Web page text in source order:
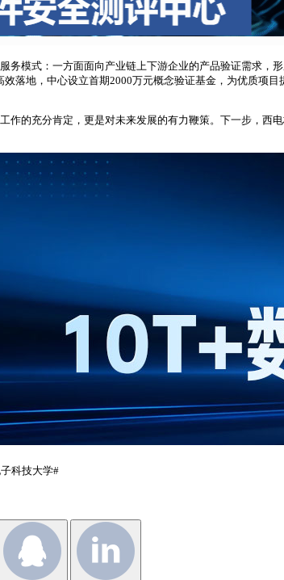
务模式：一方面面向产业链上下游企业的产品验证需求，
落地，中心设立首期2000万元概念验证基金，为优质项
作的充分肯定，更是对未来发展的有力鞭策。下一步，
科技大学#